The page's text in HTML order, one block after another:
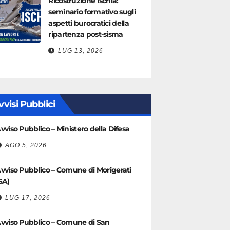
seminario formativo sugli
aspetti burocratici della
ripartenza post-sisma
LUG 13, 2026
Pubblici
Pubblico – Ministero della Difesa
AGO 5, 2026
Pubblico – Comune di Morigerati
LUG 17, 2026
Pubblico – Comune di San